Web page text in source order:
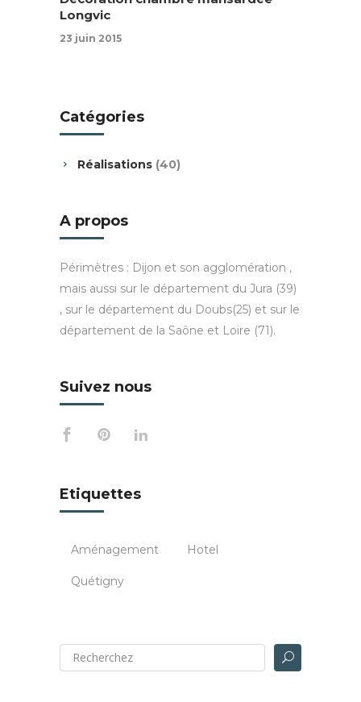
Longvic
23 juin 2015
Catégories
Réalisations (40)
A propos
Périmètres : Dijon et son agglomération ,
mais aussi sur le département du Jura (39)
, sur le département du Doubs(25) et sur le
département de la Saône et Loire (71).
Suivez nous
Etiquettes
Aménagement Hotel
Quétigny